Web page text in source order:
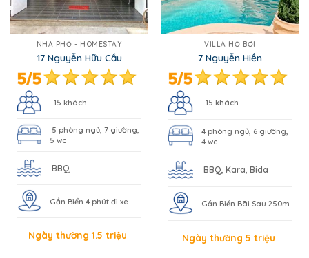
NHÀ PHỐ - HOMESTAY
17 Nguyễn Hữu Cầu
15 khách
5 phòng ngủ, 7 giường,
5 wc
BBQ
Gần Biển 4 phút đi xe
Ngày thường 1.5 triệu
VILLA HỒ BƠI
7 Nguyễn Hiền
15 khách
4 phòng ngủ, 6 giường,
4 wc
BBQ, Kara, Bida
Gần Biển Bãi Sau 250m
Ngày thường 5 triệu